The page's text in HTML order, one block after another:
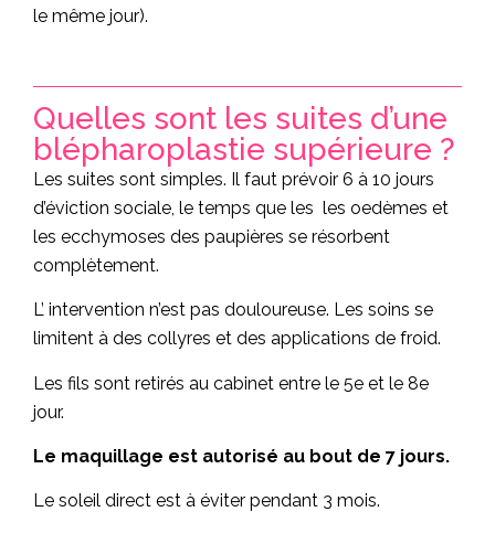
le même jour).
Quelles sont les suites d’une
blépharoplastie supérieure ?
Les suites sont simples. Il faut prévoir 6 à 10 jours
d’éviction sociale, le temps que les les oedèmes et
les ecchymoses des paupières se résorbent
complètement.
L’ intervention n’est pas douloureuse. Les soins se
limitent à des collyres et des applications de froid.
Les fils sont retirés au cabinet entre le 5e et le 8e
jour.
Le maquillage est autorisé au bout de 7 jours.
Le soleil direct est à éviter pendant 3 mois.